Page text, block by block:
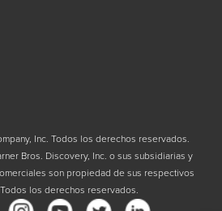
Inc. Todos los derechos reservados.
Bros. Discovery, Inc. o sus subsidiarias y
son propiedad de sus respectivos
los derechos reservados.